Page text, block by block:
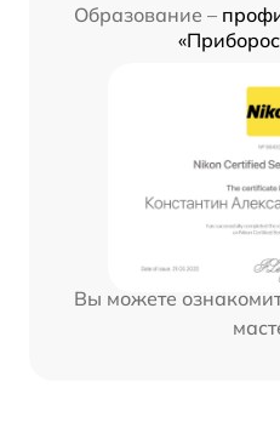
Образование –
Вы можете